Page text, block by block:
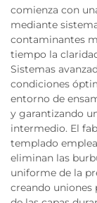
comienza con
mediante
contaminantes
tiempo la
Sistemas
condiciones
entorno de
y garantizando
intermedio. El
templado
eliminan las
uniforme de la
creando uniones